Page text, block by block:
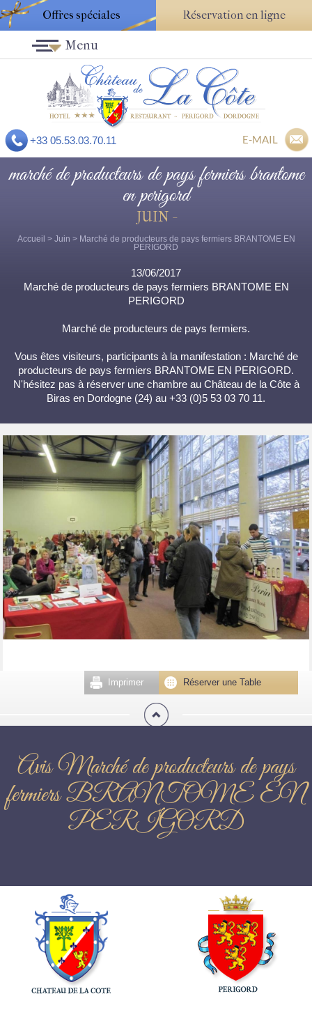
Offres spéciales Réservation en ligne
+33 05.53.03.70.11 E-MAIL
Menu
marché de producteurs de pays fermiers brantome
en perigord
JUIN -
Accueil > Juin > Marché de producteurs de pays fermiers BRANTOME EN
PERIGORD
13/06/2017
Marché de producteurs de pays fermiers BRANTOME EN
PERIGORD
Marché de producteurs de pays fermiers.
Vous êtes visiteurs, participants à la manifestation : Marché de
producteurs de pays fermiers BRANTOME EN PERIGORD.
N'hésitez pas à réserver une chambre au Château de la Côte à
Biras en Dordogne (24) au +33 (0)5 53 03 70 11.
Réserver une Table
Imprimer
Avis Marché de producteurs de pays
fermiers BRANTOME EN
PERIGORD